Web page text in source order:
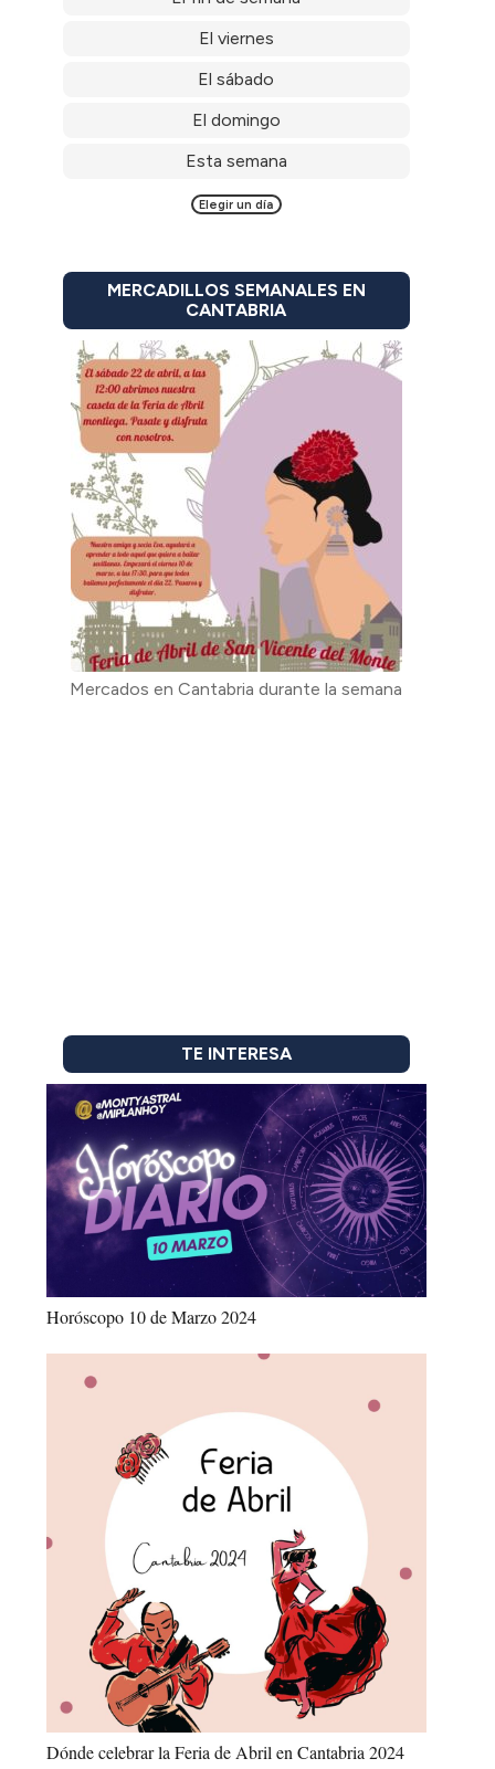
El viernes
El sábado
El domingo
Esta semana
Elegir un día
MERCADILLOS SEMANALES EN
CANTABRIA
Mercados en Cantabria durante la semana
TE INTERESA
Horóscopo 10 de Marzo 2024
Dónde celebrar la Feria de Abril en Cantabria 2024